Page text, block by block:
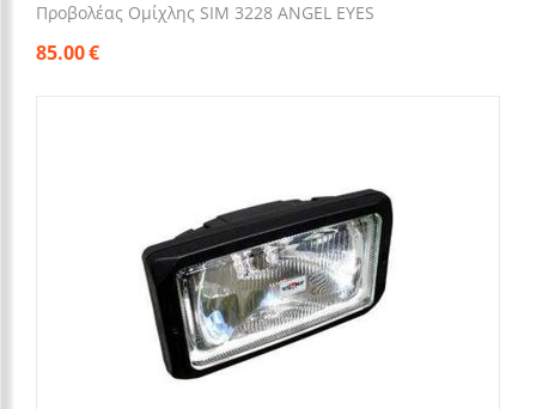
Προβολέας Ομίχλης SIM 3228 ANGEL EYES
85.00€